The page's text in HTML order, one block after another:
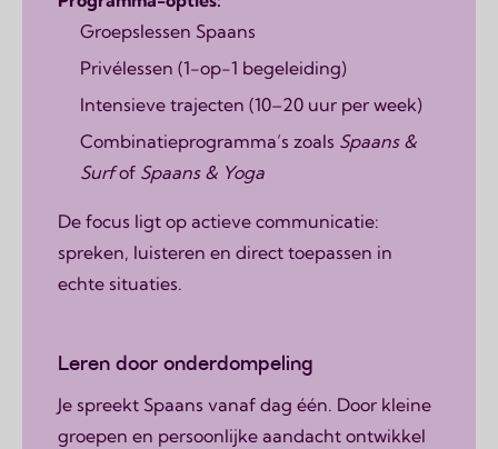
Groepslessen Spaans
Privélessen (1-op-1 begeleiding)
Intensieve trajecten (10–20 uur per week)
Combinatieprogramma’s zoals Spaans &
Surfof Spaans & Yoga
De focus ligt op actieve communicatie:
spreken, luisteren en direct toepassen in
echte situaties.
Leren door onderdompeling
Je spreekt Spaans vanaf dag één. Door kleine
groepen en persoonlijke aandacht ontwikkel